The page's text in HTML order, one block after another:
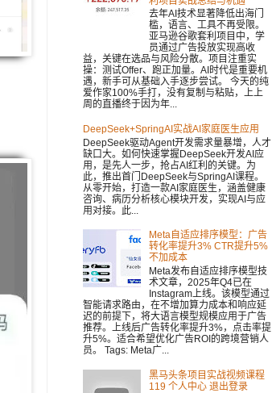
去年AI技术显著降低出海门
槛，语言、工具不再受限。
亚马逊谷歌套利项目中，学
员通过广告投放实现高收
益，关键在选品与风险分散。项目注重实
操：测试Offer、跑正加量。AI时代是重要机
遇，新手可从基础入手逐步尝试。 今天的纯
爱作家100%手打，没有复制与粘贴，上上
周的直播终于因为年...
DeepSeek+SpringAI实战AI家庭医生应用
DeepSeek驱动Agent开发需求量暴增，人才
缺口大。如何快速掌握DeepSeek开发AI应
用，是先人一步，抢占AI红利的关键。为
此，推出首门DeepSeek与SpringAI课程。
从零开始，打造一款AI家庭医生，涵盖健康
咨询、病历分析核心模块开发，实现AI与应
用对接。此...
Meta自适应排序模型：广告
转化率提升3% CTR提升5%
不加成本
Meta发布自适应排序模型技
术文章，2025年Q4已在
Instagram上线。该模型通过
智能请求路由，在不增加算力成本和响应延
迟的前提下，将大语言模型规模应用于广告
推荐。上线后广告转化率提升3%，点击率提
升5%。适合希望优化广告ROI的跨境营销人
员。 Tags: Meta广...
黑马头条项目实战视频课程
119 个人中心 退出登录